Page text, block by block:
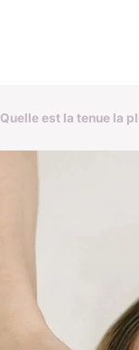
Quelle est la tenue la